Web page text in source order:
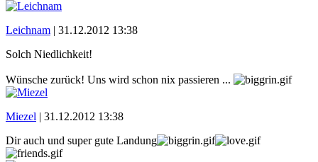
Leichnam | 31.12.2012 13:38
Solch Niedlichkeit!
Wünsche zurück! Uns wird schon nix passieren ...
Miezel | 31.12.2012 13:38
Dir auch und super gute Landung